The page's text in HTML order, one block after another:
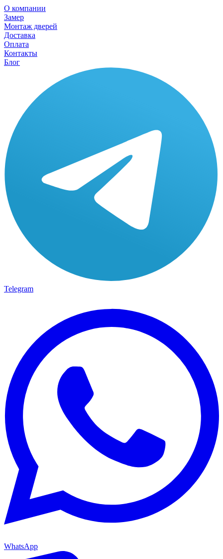
О компании
Замер
Монтаж дверей
Доставка
Оплата
Контакты
Блог
Telegram
WhatsApp